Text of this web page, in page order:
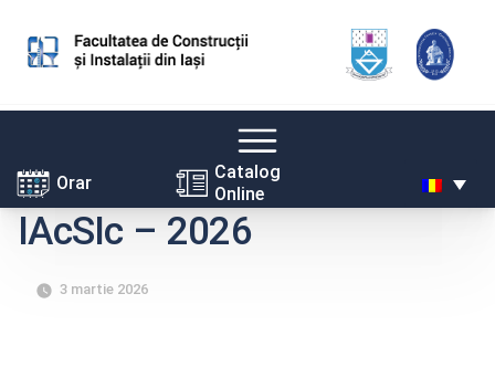
Skip
content
Orar
Catalog
Online
IAcSIc – 2026
3 martie 2026